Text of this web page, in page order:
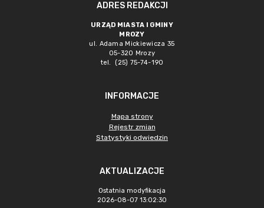
ADRES REDAKCJI
URZĄD MIASTA I GMINY
MROZY
ul. Adama Mickiewicza 35
05-320 Mrozy
tel. (25) 75-74-190
INFORMACJE
Mapa strony
Rejestr zmian
Statystyki odwiedzin
AKTUALIZACJE
Ostatnia modyfikacja
2026-08-07 13:02:30